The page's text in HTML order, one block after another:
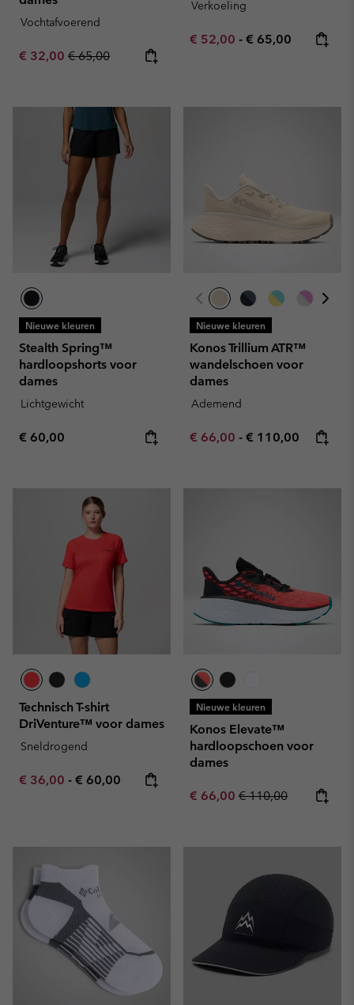
Vochtafvoerend
Sale price:
€ 32,00 Regular price:
€ 65,00
Verkoeling
Minimum sale price:
€ 52,00 - Maximum price:
€ 65,00
Nieuwe kleuren
Stealth Spring™
hardloopshorts voor
dames
Lichtgewicht
Regular price:
€ 60,00
Nieuwe kleuren
Konos Trillium ATR™
wandelschoen voor
dames
Ademend
Minimum sale price:
€ 66,00 - Maximum price:
€ 110,00
Technisch T-shirt
DriVenture™ voor dames
Sneldrogend
Minimum sale price:
€ 36,00 - Maximum price:
€ 60,00
Nieuwe kleuren
Konos Elevate™
hardloopschoen voor
dames
Sale price:
€ 66,00 Regular price:
€ 110,00